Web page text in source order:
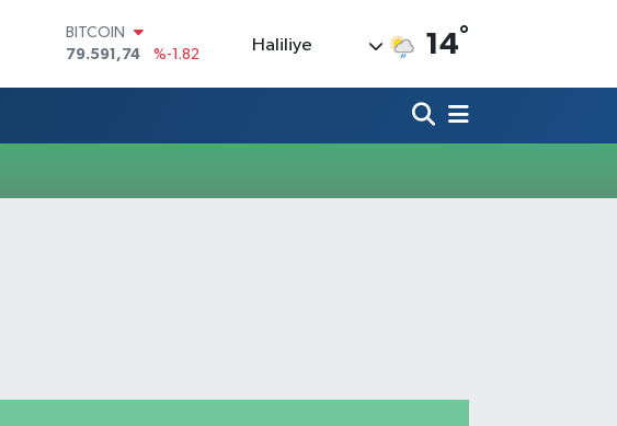
BITCOIN
79.591,74
%-1.82
53,38690
%0.19
Haliliye 14°